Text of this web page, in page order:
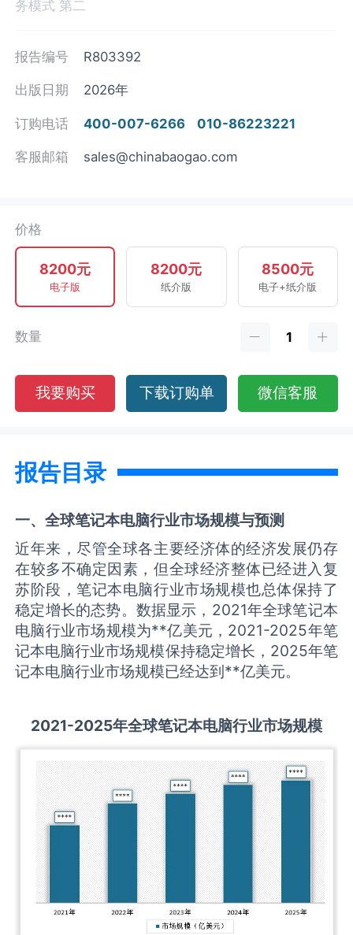
务模式 第二
报告编号 R803392
出版日期 2026年
订购电话 400-007-6266 010-86223221
客服邮箱 sales@chinabaogao.com
价格
8200元
电子版
8200元
纸介版
8500元
电子+纸介版
数量
我要购买 下载订购单 微信客服
报告目录
一、全球笔记本电脑行业市场规模与预测
近年来，尽管全球各主要经济体的经济发展仍存
在较多不确定因素，但全球经济整体已经进入复
苏阶段，笔记本电脑行业市场规模也总体保持了
稳定增长的态势。数据显示，2021年全球笔记本
电脑行业市场规模为**亿美元，2021-2025年笔
记本电脑行业市场规模保持稳定增长，2025年笔
记本电脑行业市场规模已经达到**亿美元。
2021-2025年全球笔记本电脑行业市场规模